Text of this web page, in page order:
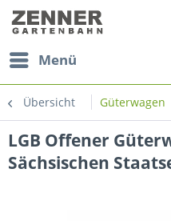
Menü
Übersicht Güterwagen
LGB Offener
Sächsischen